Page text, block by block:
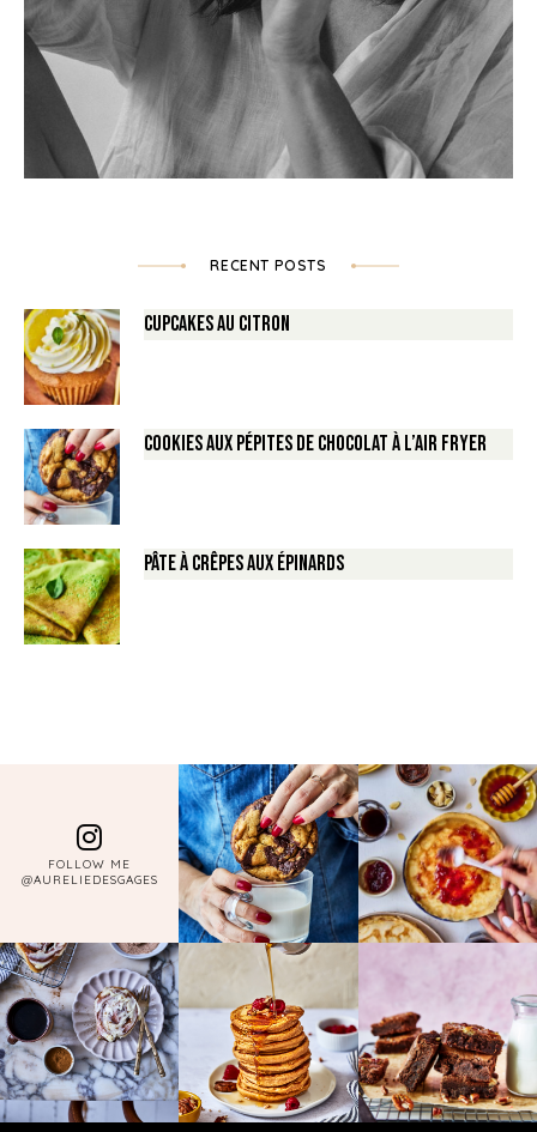
RECENT POSTS
Cupcakes au Citron
Cookies aux pépites de Chocolat à l’air fryer
Pâte à crêpes aux épinards
FOLLOW ME
@AURELIEDESGAGES